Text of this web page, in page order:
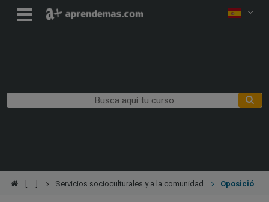
Servicios socioculturales y a la comunidad